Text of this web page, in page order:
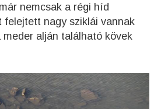
nemcsak a régi híd
felejtett nagy sziklái vannak
alján található kövek